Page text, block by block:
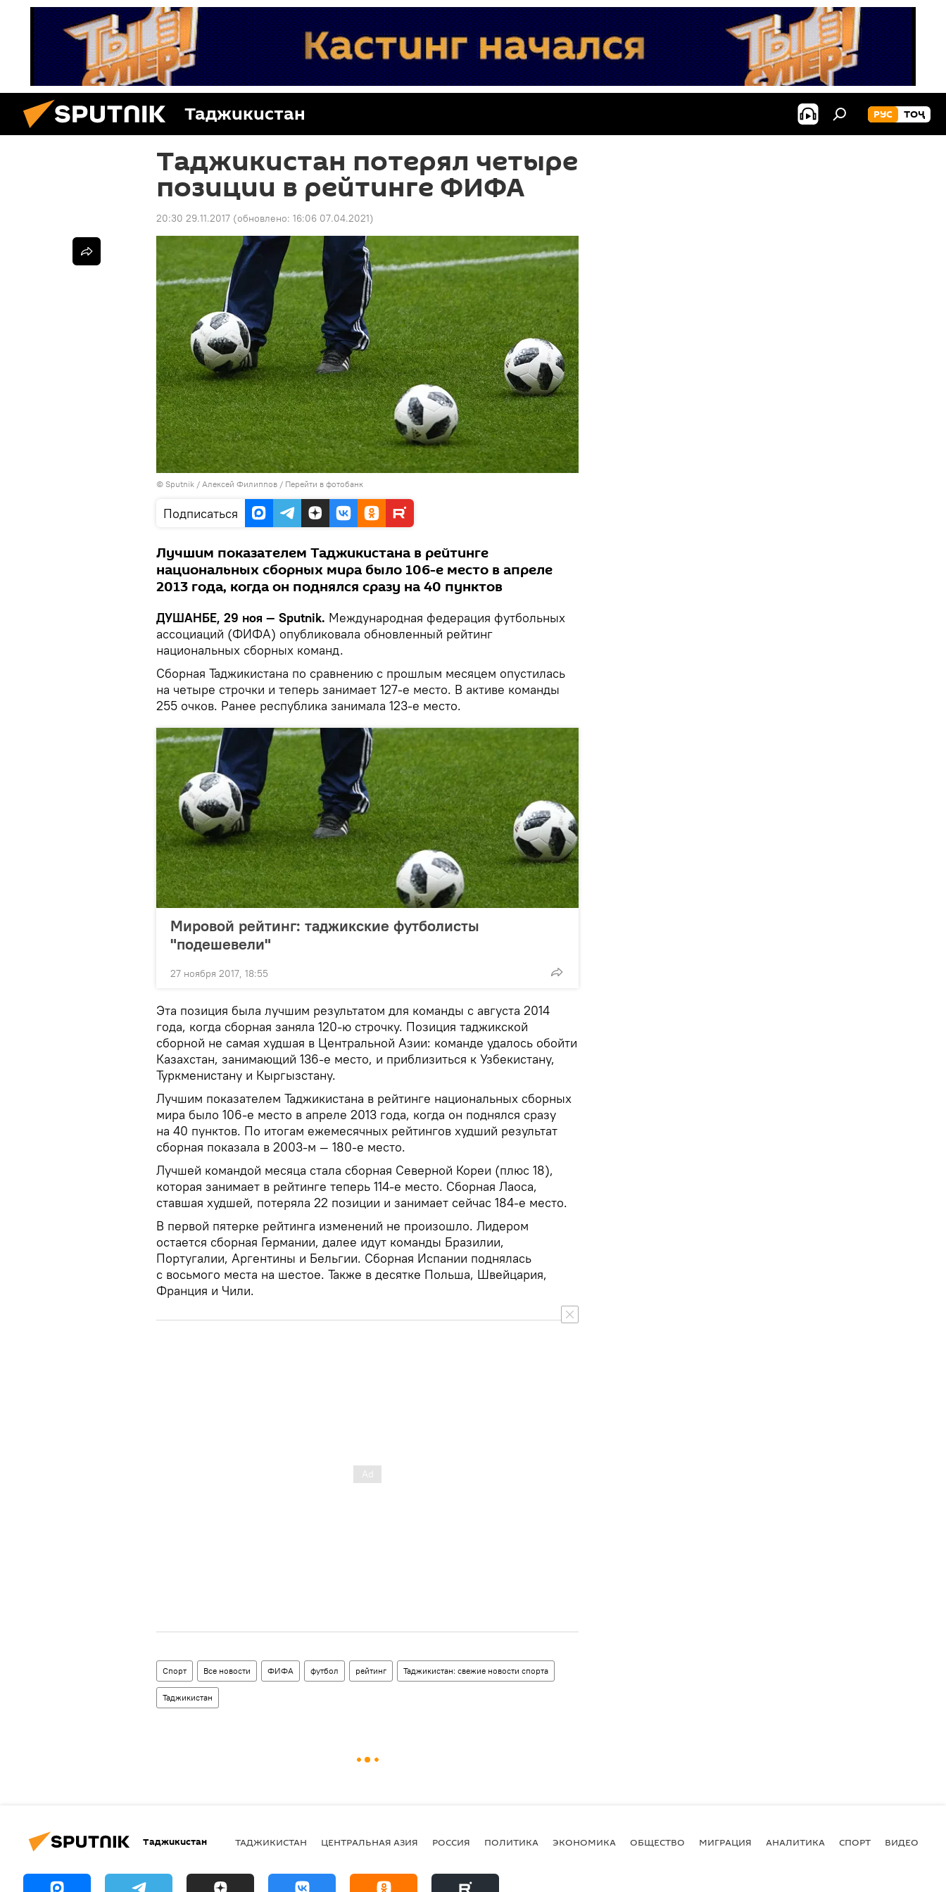
Таджикистан РУС ТОҶ
Таджикистан потерял четыре
позиции в рейтинге ФИФА
20:30 29.11.2017 (обновлено: 16:06 07.04.2021)
© Sputnik / Алексей Филиппов / Перейти в фотобанк
Подписаться
Лучшим показателем Таджикистана в рейтинге
национальных сборных мира было 106-е место в апреле
2013 года, когда он поднялся сразу на 40 пунктов
ДУШАНБЕ, 29 ноя — Sputnik. Международная федерация футбольных
ассоциаций (ФИФА) опубликовала обновленный рейтинг
национальных сборных команд.
Сборная Таджикистана по сравнению с прошлым месяцем опустилась
на четыре строчки и теперь занимает 127-е место. В активе команды
255 очков. Ранее республика занимала 123-е место.
Мировой рейтинг: таджикские футболисты
"подешевели"
27 ноября 2017, 18:55
Эта позиция была лучшим результатом для команды с августа 2014
года, когда сборная заняла 120-ю строчку. Позиция таджикской
сборной не самая худшая в Центральной Азии: команде удалось обойти
Казахстан, занимающий 136-е место, и приблизиться к Узбекистану,
Туркменистану и Кыргызстану.
Лучшим показателем Таджикистана в рейтинге национальных сборных
мира было 106-е место в апреле 2013 года, когда он поднялся сразу
на 40 пунктов. По итогам ежемесячных рейтингов худший результат
сборная показала в 2003-м — 180-е место.
Лучшей командой месяца стала сборная Северной Кореи (плюс 18),
которая занимает в рейтинге теперь 114-е место. Сборная Лаоса,
ставшая худшей, потеряла 22 позиции и занимает сейчас 184-е место.
В первой пятерке рейтинга изменений не произошло. Лидером
остается сборная Германии, далее идут команды Бразилии,
Португалии, Аргентины и Бельгии. Сборная Испании поднялась
с восьмого места на шестое. Также в десятке Польша, Швейцария,
Франция и Чили.
Спорт Все новости ФИФА футбол рейтинг Таджикистан: свежие новости спорта
Таджикистан
Таджикистан ТАДЖИКИСТАН ЦЕНТРАЛЬНАЯ АЗИЯ РОССИЯ ПОЛИТИКА ЭКОНОМИКА ОБЩЕСТВО МИГРАЦИЯ АНАЛИТИКА СПОРТ ВИДЕО